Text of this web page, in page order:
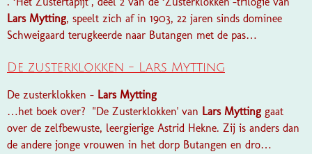
Lars Mytting, speelt zich af in 1903, 22 jaren sinds dominee
Schweigaard terugkeerde naar Butangen met de pas…
De zusterklokken - Lars Mytting
De zusterklokken - Lars Mytting
…het boek over? "De Zusterklokken' van Lars Mytting gaat
over de zelfbewuste, leergierige Astrid Hekne. Zij is anders dan
de andere jonge vrouwen in het dorp Butangen en dro…